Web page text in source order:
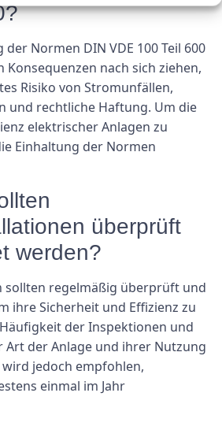
Normen DIN VDE 100 Teil 600
Konsequenzen nach sich ziehen,
Risiko von Stromunfällen,
und rechtliche Haftung. Um die
elektrischer Anlagen zu
Einhaltung der Normen
überprüft
werden?
sollten regelmäßig überprüft und
ihre Sicherheit und Effizienz zu
der Inspektionen und
Art der Anlage und ihrer Nutzung
jedoch empfohlen,
einmal im Jahr